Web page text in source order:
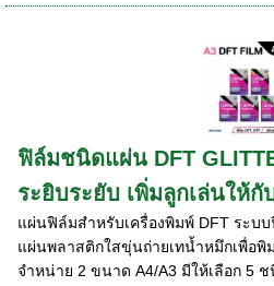
ฟิล์มชนิดแผ่น DFT
ระยิบระยับ เพิ่มลูกเล่นให้กั
แผ่นฟิล์มสำหรับเครื่องพิมพ์ DFT ระบ
แผ่นพลาสติกใสขุ่นถ่ายเทน้ำหมึกเพื่อพิ
จำหน่าย 2 ขนาด A4/A3 มีให้เลือก 5 ช